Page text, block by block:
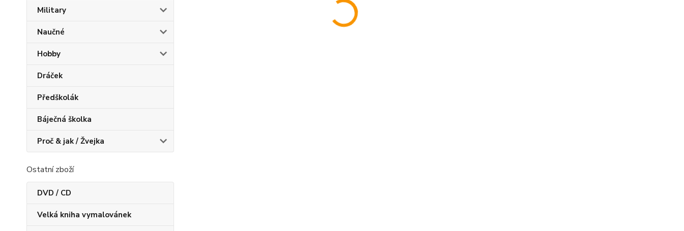
Military
Naučné
Hobby
Dráček
Předškolák
Báječná školka
Proč & jak / Žvejka
Ostatní zboží
DVD / CD
Velká kniha vymalovánek